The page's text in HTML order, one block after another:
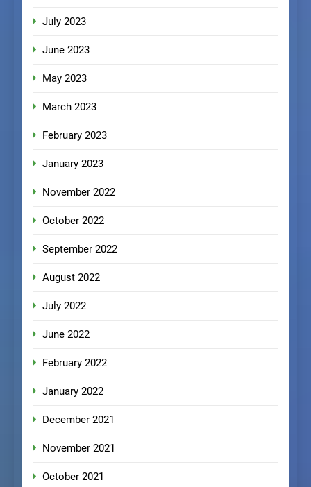
July 2023
June 2023
May 2023
March 2023
February 2023
January 2023
November 2022
October 2022
September 2022
August 2022
July 2022
June 2022
February 2022
January 2022
December 2021
November 2021
October 2021